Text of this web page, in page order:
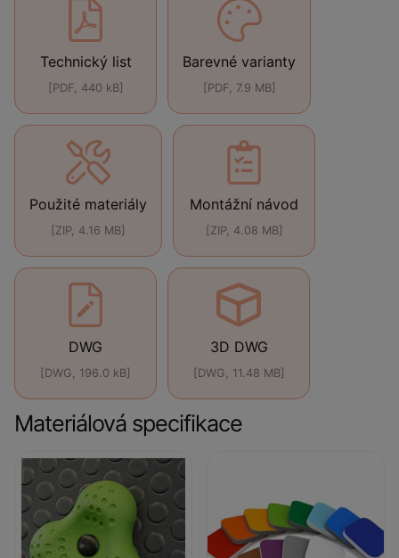
Technický list
[PDF, 440 kB]
Barevné varianty
[PDF, 7.9 MB]
Použité materiály
[ZIP, 4.16 MB]
Montážní návod
[ZIP, 4.08 MB]
DWG
[DWG, 196.0 kB]
3D DWG
[DWG, 11.48 MB]
Materiálová specifikace